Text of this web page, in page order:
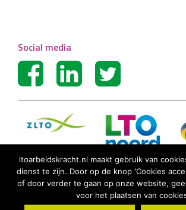
Social media
ltoarbeidskracht.nl maakt gebruik van
dienst te zijn. Door op de knop 'Cookies
of door verder te gaan op onze website,
voor het plaatsen van